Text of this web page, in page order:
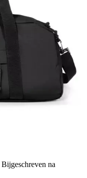
Bijgeschreven na